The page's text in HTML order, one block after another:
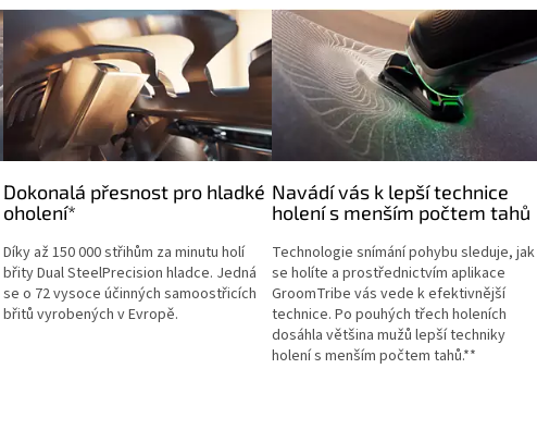
Dokonalá přesnost pro hladké
oholení*
Díky až 150 000 střihům za minutu holí
břity Dual SteelPrecision hladce. Jedná
se o 72 vysoce účinných samoostřicích
břitů vyrobených v Evropě.
Navádí vás k lepší technice
holení s menším počtem tahů
Technologie snímání pohybu sleduje, jak
se holíte a prostřednictvím aplikace
GroomTribe vás vede k efektivnější
technice. Po pouhých třech holeních
dosáhla většina mužů lepší techniky
holení s menším počtem tahů.**